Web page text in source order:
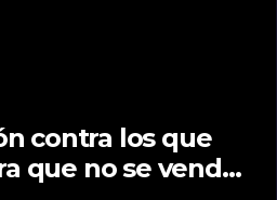
contra los que
que no se venda